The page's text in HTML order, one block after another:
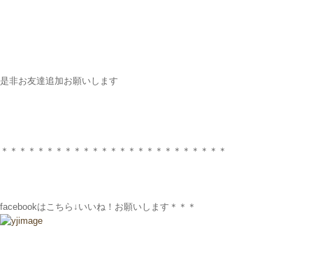
是非お友達追加お願いします
＊＊＊＊＊＊＊＊＊＊＊＊＊＊＊＊＊＊＊＊＊＊＊＊＊
facebookはこちら↓いいね！お願いします＊＊＊